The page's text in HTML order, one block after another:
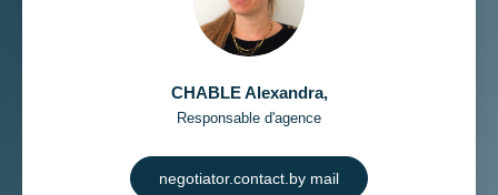
CHABLE Alexandra,
Responsable d'agence
negotiator.contact.by mail